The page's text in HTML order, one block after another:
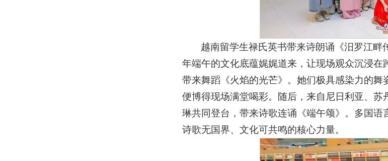
越南留学生禄氏英书带来诗朗诵《汨罗江
年端午的文化底蕴娓娓道来，让现场观众沉浸
带来舞蹈《火焰的光芒》。她们极具感染力的
便博得现场满堂喝彩。随后，来自尼日利亚、
琳共同登台，带来诗歌连诵《端午颂》。多国
诗歌无国界、文化可共鸣的核心力量。